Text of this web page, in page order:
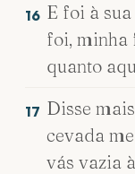
16 E foi à
foi, minha
quanto
17 Disse
cevada
vás vazia